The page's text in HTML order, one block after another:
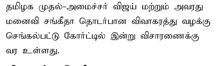
தமிழக முதல்-அமைச்சர் விஜய் மற்றும் அவரது
மனைவி சங்கீதா தொடர்பான விவாகரத்து வழக்கு
செங்கல்பட்டு கோர்ட்டில் இன்று விசாரணைக்கு
வர உள்ளது.